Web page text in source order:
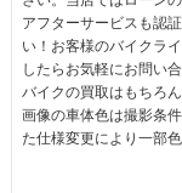
アフターサービスも認
い！お客様のバイクラ
したらお気軽にお問い
バイクの買取はもちろ
画像の車体色は撮影条
た仕様変更により一部